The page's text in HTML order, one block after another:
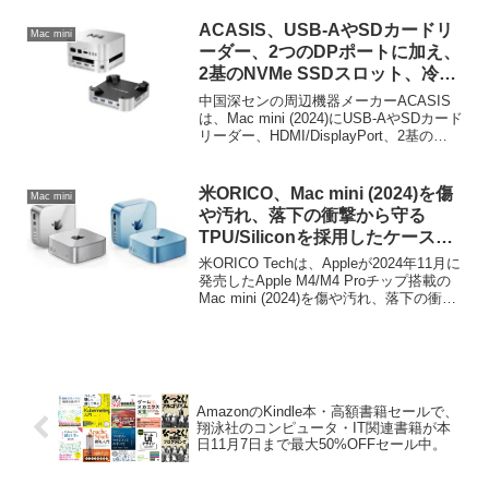
ケース (Medium/Large)
(SKU:BAG01/BAG02)」を新たに発売し
ています。
Mac mini
ACASIS、USB-AやSDカードリ
ーダー、2つのDPポートに加え、
2基のNVMe SSDスロット、冷却
ファン、Mac mini電源ボタンスイ
ッチを備えたUSB4対応ドック
「ACASIS 40Gbps Mac mini M4
中国深センの周辺機器メーカーACASIS
は、Mac mini (2024)にUSB-AやSDカード
リーダー、HDMI/DisplayPort、2基の
Dock & Stand (M001)」とUSB4に対応し
た「ACASIS 40Gbps Mac mini M4 Dock
& Stand (M001Pro)」を発売しています。
Mac mini
米ORICO、Mac mini (2024)を傷
や汚れ、落下の衝撃から守る
TPU/Siliconを採用したケース
「ORICO MiniCase for Mac Mini
M4」を発売。
米ORICO Techは、Appleが2024年11月に
発売したApple M4/M4 Proチップ搭載の
Mac mini (2024)を傷や汚れ、落下の衝撃
AmazonのKindle本・高額書籍セールで、
翔泳社のコンピュータ・IT関連書籍が本
日11月7日まで最大50%OFFセール中。